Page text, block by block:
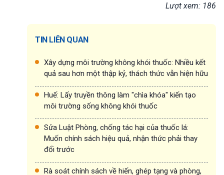
Lượt xem: 186
TIN LIÊN QUAN
Xây dựng môi trường không khói thuốc: Nhiều kết
quả sau hơn một thập kỷ, thách thức vẫn hiện hữu
Huế: Lấy truyền thông làm "chìa khóa" kiến tạo
môi trường sống không khói thuốc
Sửa Luật Phòng, chống tác hại của thuốc lá:
Muốn chính sách hiệu quả, nhận thức phải thay
đổi trước
Rà soát chính sách về hiến, ghép tạng và phòng,